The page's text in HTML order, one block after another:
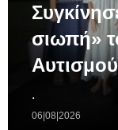
σιωπή»
.
06|08|2026